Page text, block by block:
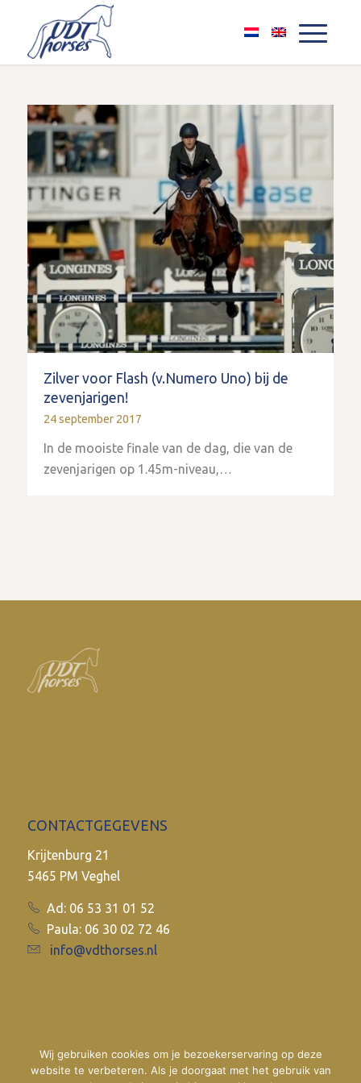
Zilver voor Flash (v.Numero Uno) bij de
zevenjarigen!
24 september 2017
In de mooiste finale van de dag, die van de
zevenjarigen op 1.45m-niveau,…
CONTACTGEGEVENS
Krijtenburg 21
5465 PM Veghel
Ad: 06 53 31 01 52
Paula: 06 30 02 72 46
info@vdthorses.nl
Wij gebruiken cookies om je bezoekerservaring op deze
website te verbeteren. Als je doorgaat met het gebruik van